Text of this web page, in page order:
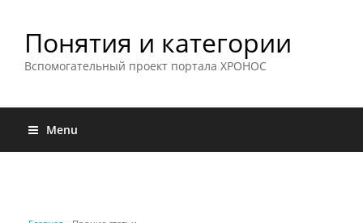
Понятия и категории
Вспомогательный проект портала ХРОНОС
Menu